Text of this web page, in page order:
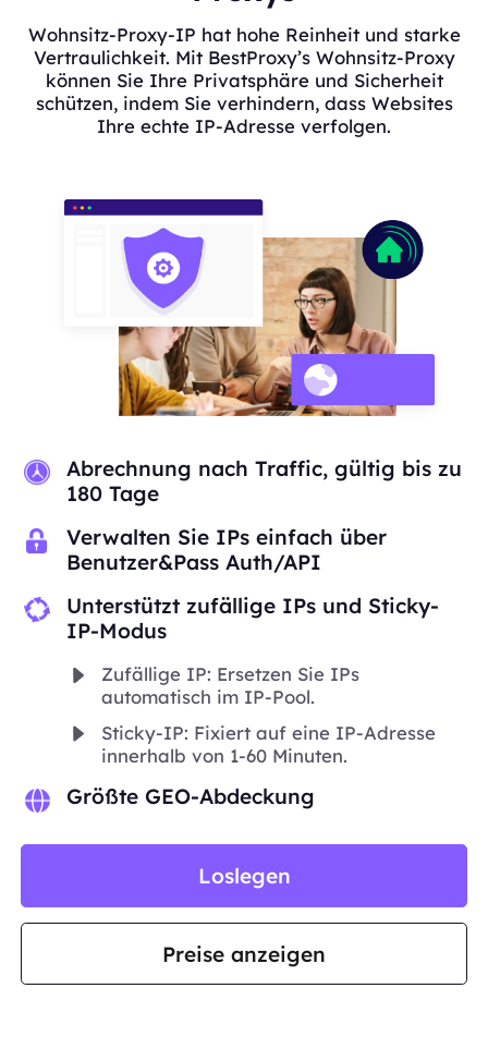
Wohnsitz-Proxy-IP hat hohe Reinheit und starke
Vertraulichkeit. Mit BestProxy’s Wohnsitz-Proxy
können Sie Ihre Privatsphäre und Sicherheit
schützen, indem Sie verhindern, dass Websites
Ihre echte IP-Adresse verfolgen.
Abrechnung nach Traffic, gültig bis zu
180 Tage
Verwalten Sie IPs einfach über
Benutzer&Pass Auth/API
Unterstützt zufällige IPs und Sticky-
IP-Modus
Zufällige IP: Ersetzen Sie IPs
automatisch im IP-Pool.
Sticky-IP: Fixiert auf eine IP-Adresse
innerhalb von 1-60 Minuten.
Größte GEO-Abdeckung
Loslegen
Preise anzeigen